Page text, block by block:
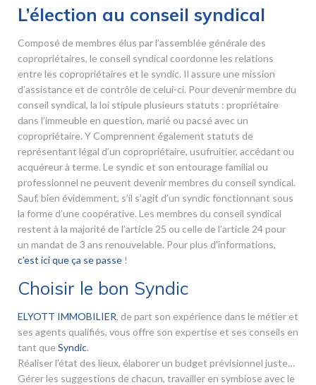
L’élection au conseil syndical
Composé de membres élus par l’assemblée générale des
copropriétaires, le conseil syndical coordonne les relations
entre les copropriétaires et le syndic. Il assure une mission
d’assistance et de contrôle de celui-ci. Pour devenir membre du
conseil syndical, la loi stipule plusieurs statuts : propriétaire
dans l’immeuble en question, marié ou pacsé avec un
copropriétaire. Y Comprennent également statuts de
représentant légal d’un copropriétaire, usufruitier, accédant ou
acquéreur à terme. Le syndic et son entourage familial ou
professionnel ne peuvent devenir membres du conseil syndical.
Sauf, bien évidemment, s’il s’agit d’un syndic fonctionnant sous
la forme d’une coopérative. Les membres du conseil syndical
restent à la majorité de l’article 25 ou celle de l’article 24 pour
un mandat de 3 ans renouvelable. Pour plus d’informations,
c’est ici que ça se passe !
Choisir le bon Syndic
ELYOTT IMMOBILIER, de part son expérience dans le métier et
ses agents qualifiés, vous offre son expertise et ses conseils en
tant que Syndic.
Réaliser l’état des lieux, élaborer un budget prévisionnel juste…
Gérer les suggestions de chacun, travailler en symbiose avec le